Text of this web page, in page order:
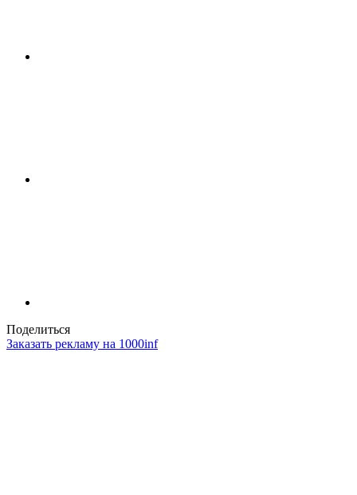
Поделиться
Заказать рекламу на 1000inf